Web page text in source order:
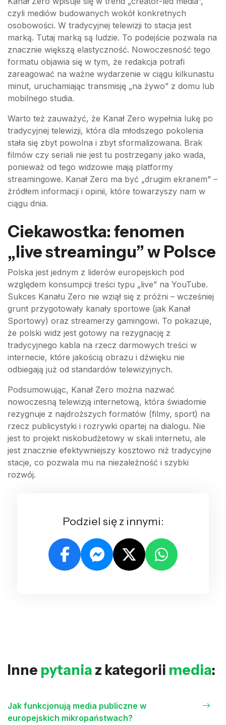
czyli mediów budowanych wokół konkretnych
osobowości. W tradycyjnej telewizji to stacja jest
marką. Tutaj marką są ludzie. To podejście pozwala na
znacznie większą elastyczność. Nowoczesność tego
formatu objawia się w tym, że redakcja potrafi
zareagować na ważne wydarzenie w ciągu kilkunastu
minut, uruchamiając transmisję „na żywo” z domu lub
mobilnego studia.
Warto też zauważyć, że Kanał Zero wypełnia lukę po
tradycyjnej telewizji, która dla młodszego pokolenia
stała się zbyt powolna i zbyt sformalizowana. Brak
filmów czy seriali nie jest tu postrzegany jako wada,
ponieważ od tego widzowie mają platformy
streamingowe. Kanał Zero ma być „drugim ekranem” –
źródłem informacji i opinii, które towarzyszy nam w
ciągu dnia.
Ciekawostka: fenomen
„live streamingu” w Polsce
Polska jest jednym z liderów europejskich pod
względem konsumpcji treści typu „live” na YouTube.
Sukces Kanału Zero nie wziął się z próżni – wcześniej
grunt przygotowały kanały sportowe (jak Kanał
Sportowy) oraz streamerzy gamingowi. To pokazuje,
że polski widz jest gotowy na rezygnację z
tradycyjnego kabla na rzecz darmowych treści w
internecie, które jakością obrazu i dźwięku nie
odbiegają już od standardów telewizyjnych.
Podsumowując, Kanał Zero można nazwać
nowoczesną telewizją internetową, która świadomie
rezygnuje z najdroższych formatów (filmy, sport) na
rzecz publicystyki i rozrywki opartej na dialogu. Nie
jest to projekt niskobudżetowy w skali internetu, ale
jest znacznie efektywniejszy kosztowo niż tradycyjne
stacje, co pozwala mu na niezależność i szybki
rozwój.
Podziel się z innymi:
Inne pytania z kategorii media:
Jak funkcjonują media publiczne w
europejskich mikropaństwach?